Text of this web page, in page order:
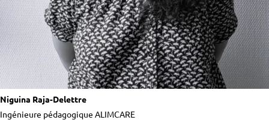
Niguina Raja-Delettre
Ingénieure pédagogique ALIMCARE